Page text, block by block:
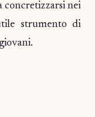
concretizzarsi nei
strumento di